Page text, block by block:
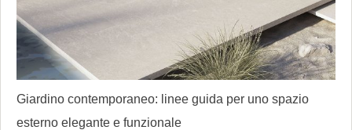
Giardino contemporaneo: linee guida per uno spazio
esterno elegante e funzionale